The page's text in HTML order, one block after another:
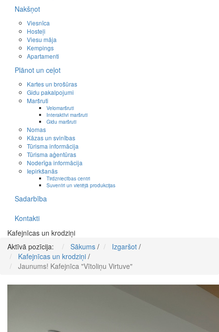
Nakšņot
Viesnīca
Hosteļi
Viesu māja
Kempings
Apartamenti
Plānot un ceļot
Kartes un brošūras
Gidu pakalpojumi
Maršruti
Velomaršruti
Interaktīvi maršruti
Gidu maršruti
Nomas
Kāzas un svinības
Tūrisma informācija
Tūrisma aģentūras
Noderīga informācija
Iepirkšanās
Tirdzniecības centri
Suvenīri un vietējā produkcijas
Sadarbība
Kontakti
Kafejnīcas un krodziņi
Aktīvā pozīcija:
Sākums / Izgaršot /
Kafejnīcas un krodziņi /
Jaunums! Kafejnīca "Vītoliņu Virtuve"